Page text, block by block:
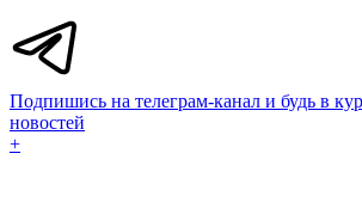
Подпишись на телеграм-канал и будь в
новостей
+